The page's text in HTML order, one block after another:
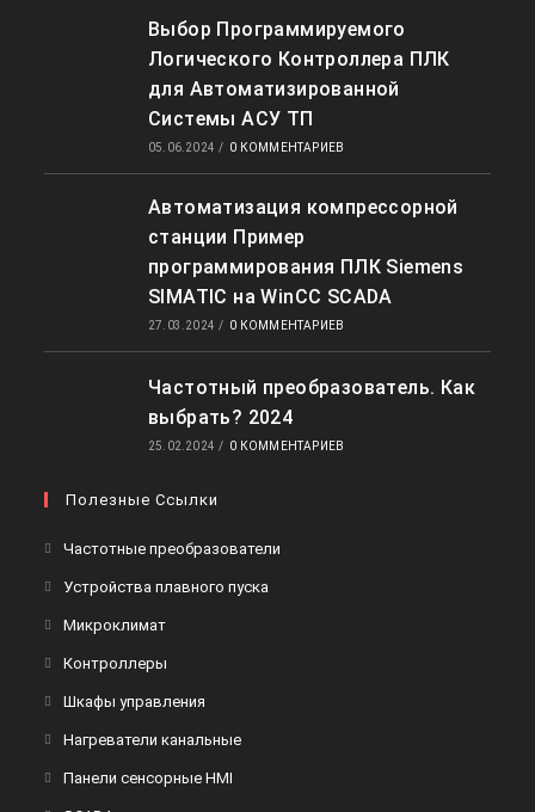
Выбор Программируемого
Логического Контроллера ПЛК
для Автоматизированной
Системы АСУ ТП
05.06.2024 / 0 КОММЕНТАРИЕВ
Автоматизация компрессорной
станции Пример
программирования ПЛК Siemens
SIMATIC на WinCC SCADA
27.03.2024 / 0 КОММЕНТАРИЕВ
Частотный преобразователь. Как
выбрать? 2024
25.02.2024 / 0 КОММЕНТАРИЕВ
Полезные Ссылки
Частотные преобразователи
Устройства плавного пуска
Микроклимат
Контроллеры
Шкафы управления
Нагреватели канальные
Панели сенсорные HMI